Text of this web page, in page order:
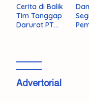
Cerita di Balik
Tim Tanggap
Darurat PT
Advertorial